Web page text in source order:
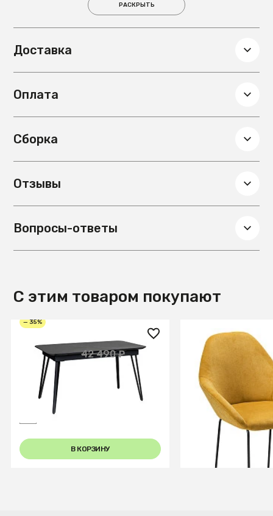
РАСКРЫТЬ
Доставка
Оплата
Сборка
Отзывы
Вопросы-ответы
С этим товаром покупают
— 35%
27 700 ₽
42 490 ₽
Стол Диего раздвиж. 140-
180 Керамогранит Темный
Мрамор
В КОРЗИНУ
16 120 ₽
Стул бар Kent
В